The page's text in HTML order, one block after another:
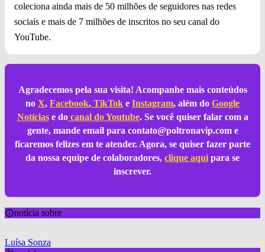
coleciona ainda mais de 50 milhões de seguidores nas redes
sociais e mais de 7 milhões de inscritos no seu canal do
YouTube.
Agradecemos pela sua visita! Acompanhe mais conteúdos
no X, Facebook, TikTok e Instagram, além do Google
Notíciase docanal do Youtube. Se você quiser falar com a
gente, mande email para contato@poltronavip.come
ficaremos felizes em te atender. Agora, se quiser fazer parte
da nossa equipe de colaboradores, clique aqui para se
inscrever.
notícia sobre
Luísa Sonza